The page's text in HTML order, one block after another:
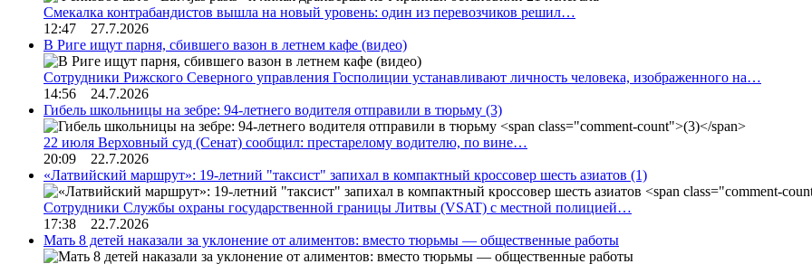
Смекалка контрабандистов вышла на новый уровень: один из перевозчиков решил…
12:47 27.7.2026
В Риге ищут парня, сбившего вазон в летнем кафе (видео)
Сотрудники Рижского Северного управления Госполиции устанавливают личность человека, изображенного на…
14:56 24.7.2026
Гибель школьницы на зебре: 94-летнего водителя отправили в тюрьму (3)
22 июля Верховный суд (Сенат) сообщил: престарелому водителю, по вине…
20:09 22.7.2026
«Латвийский маршрут»: 19-летний "таксист" запихал в компактный кроссовер шесть азиатов (1)
Сотрудники Службы охраны государственной границы Литвы (VSAT) с местной полицией…
17:38 22.7.2026
Мать 8 детей наказали за уклонение от алиментов: вместо тюрьмы — общественные работы